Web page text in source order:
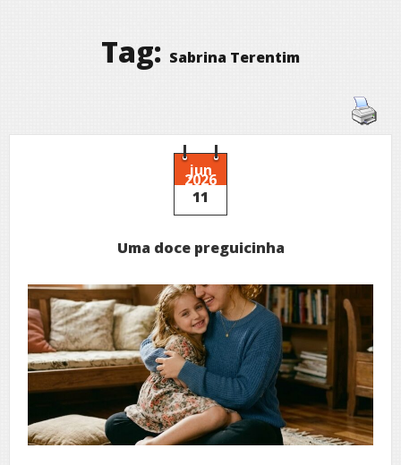
Tag: Sabrina Terentim
jun
2026
11
Uma doce preguicinha